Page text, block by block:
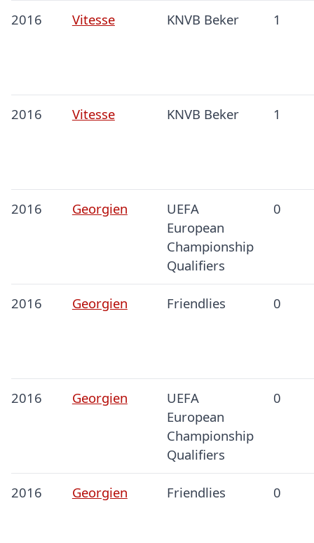
2016 Vitesse KNVB Beker 1
2016 Vitesse KNVB Beker 1
2016 Georgien
UEFA
European
Championship
Qualifiers
0
2016 Georgien Friendlies 0
2016 Georgien
UEFA
European
Championship
Qualifiers
0
2016 Georgien Friendlies 0